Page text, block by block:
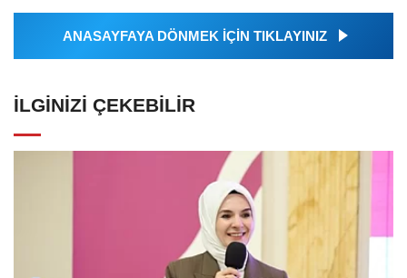
ANASAYFAYA DÖNMEK İÇİN TIKLAYINIZ
İLGINIZI ÇEKEBILIR